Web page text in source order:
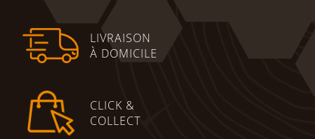
LIVRAISON
À DOMICILE
CLICK &
COLLECT